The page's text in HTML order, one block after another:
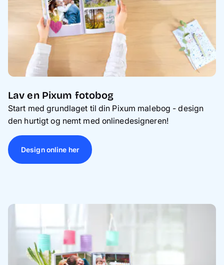
Lav en Pixum fotobog
Start med grundlaget til din Pixum malebog - design
den hurtigt og nemt med onlinedesigneren!
Design online her